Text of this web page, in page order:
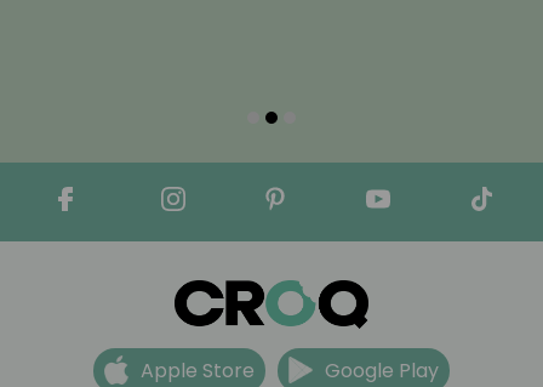
Apple Store Google Play